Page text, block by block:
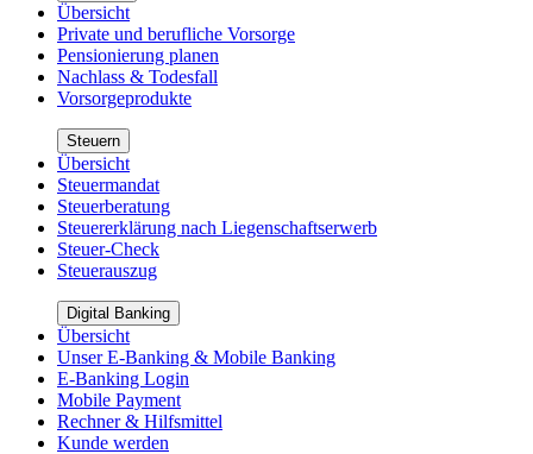
Übersicht
Private und berufliche Vorsorge
Pensionierung planen
Nachlass & Todesfall
Vorsorgeprodukte
Steuern
Übersicht
Steuermandat
Steuerberatung
Steuererklärung nach Liegenschaftserwerb
Steuer-Check
Steuerauszug
Digital Banking
Übersicht
Unser E-Banking & Mobile Banking
E-Banking Login
Mobile Payment
Rechner & Hilfsmittel
Kunde werden